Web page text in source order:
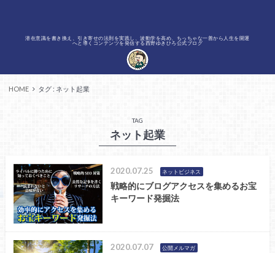
潜在意識を書き換え、引き寄せの法則を実践し、波動学を高め、ちっちゃな一善から人生を開運
へと導くコンテンツを発信する西野ゆきひろ公式ブログ
HOME タグ : ネット起業
TAG
ネット起業
2020.07.25 ネットビジネス
戦略的にブログアクセスを集めるお宝
キーワード発掘法
2020.07.07 公開メルマガ